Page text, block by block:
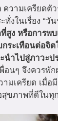
ความเครียดตั
ทั่งในเรื่อง “วั
สูง หรือการพ
ระเทือนต่อจิต
นำไปสู่ภาวะป
อนๆ จึงควรพั
มเครียด เมื่อมี
สุขภาพที่ดีในทุ